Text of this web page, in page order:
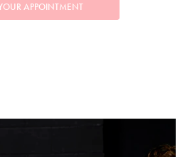
APPOINTMENT